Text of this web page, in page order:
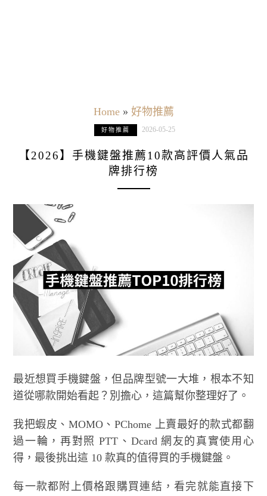
Home» 好物推薦
好物推薦 2026-05-25
【2026】手機鍵盤推薦10款高評價人氣品
牌排行榜
最近想買手機鍵盤，但品牌型號一大堆，根本不知
道從哪款開始看起？別擔心，這篇幫你整理好了。
我把蝦皮、MOMO、PChome 上賣最好的款式都翻
過一輪，再對照 PTT、Dcard 網友的真實使用心
得，最後挑出這 10 款真的值得買的手機鍵盤。
每一款都附上價格跟購買連結，看完就能直接下